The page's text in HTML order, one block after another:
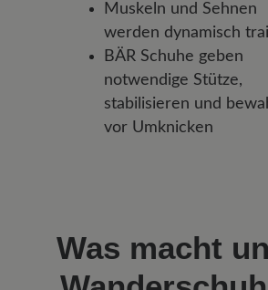
Muskeln und Sehnen
werden dynamisch
BÄR Schuhe geben
notwendige Stütze,
stabilisieren und
vor Umknicken
Was macht